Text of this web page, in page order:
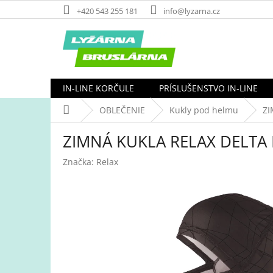
na
+420 543 255 181 info@lyzarna.cz
IN-LINE KORČULE PRÍSLUŠENSTVO IN-LINE
DomovOBLEČENIE Kukly pod helmu
ZIMNÁ KUKLA RELAX DELTA
Značka: Relax